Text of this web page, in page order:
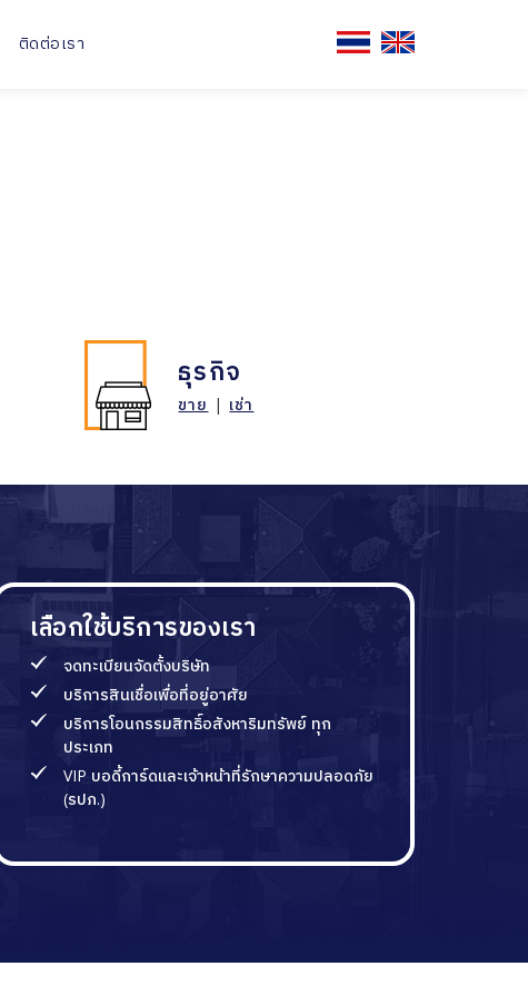
ติดต่อเรา
ธุรกิจ
ขาย | เช่า
เลือกใช้บริการของเรา
จดทะเบียนจัดตั้งบริษัท
บริการสินเชื่อเพื่อที่อยู่อาศัย
บริการโอนกรรมสิทธิ์อสังหาริมทรัพย์ ทุก
ประเภท
VIP บอดี้การ์ดและเจ้าหน้าที่รักษาความปลอดภัย
(รปภ.)